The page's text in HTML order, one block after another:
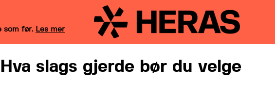
som før. Les mer
slags gjerde bør du velge